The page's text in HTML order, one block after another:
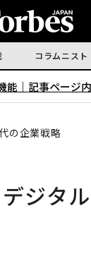
コラムニスト
能｜ 記事ページ
の企業戦略
ジタ